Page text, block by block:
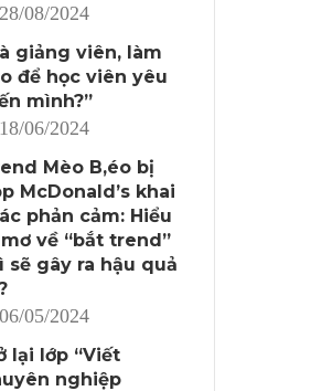
28/08/2024
giảng viên, làm
để học viên yêu
mình?”
18/06/2024
Mèo B,éo bị
McDonald’s khai
phản cảm: Hiểu
về “bắt trend”
sẽ gây ra hậu quả
06/05/2024
lại lớp “Viết
nghiệp